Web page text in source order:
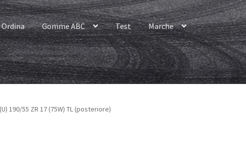
Ordina Gomme ABC Test Marche
190/55 ZR 17 (75W) TL (posteriore)